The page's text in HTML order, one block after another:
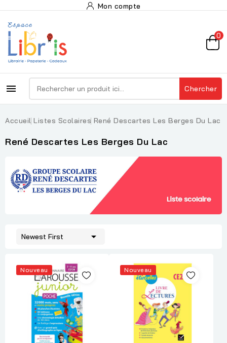
Mon compte
0
 Chercher
Accueil Listes Scolaires René Descartes Les Berges Du Lac
René Descartes Les Berges Du Lac
Newest First 
Nouveau Nouveau